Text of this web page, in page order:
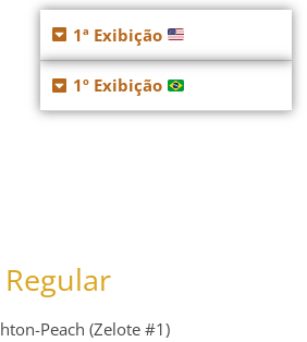
1ª Exibição
1º Exibição
Peach (Zelote #1)